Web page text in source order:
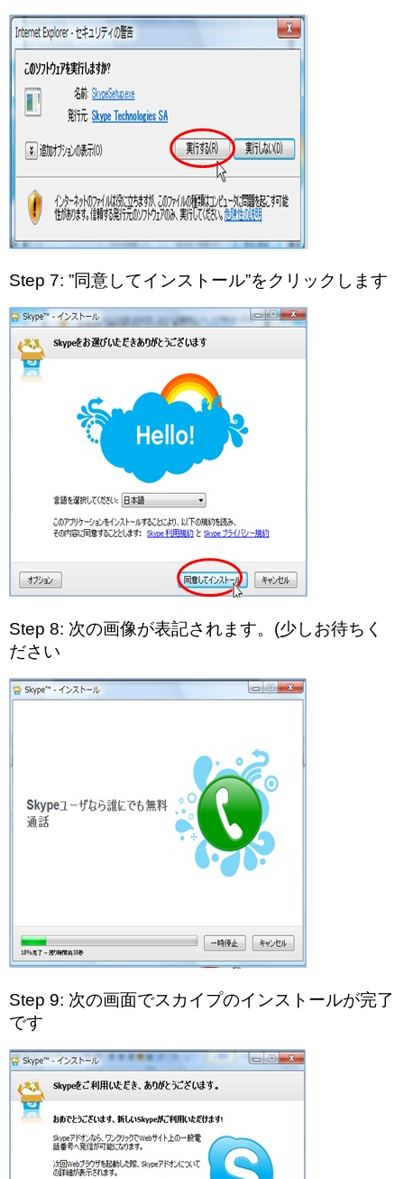
Step 7: ”同意してインストール”をクリックします
Step 8: 次の画像が表記されます。(少しお待ちく
ださい
Step 9: 次の画面でスカイプのインストールが完了
です​